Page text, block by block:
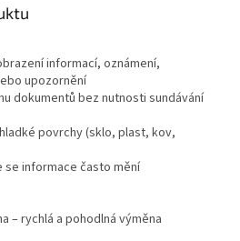
informací, oznámení,
upozornění
dokumentů bez nutnosti sundávání
povrchy (sklo, plast, kov,
informace často mění
– rychlá a pohodlná výměna